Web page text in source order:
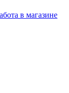
в магазине